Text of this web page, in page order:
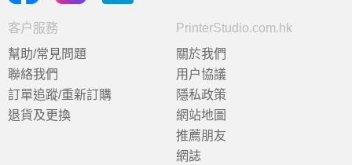
客户服務
幫助/常見問題
聯絡我們
訂單追蹤/重新訂購
退貨及更換
PrinterStudio.com.hk
關於我們
用户協議
隱私政策
網站地圖
推薦朋友
網誌